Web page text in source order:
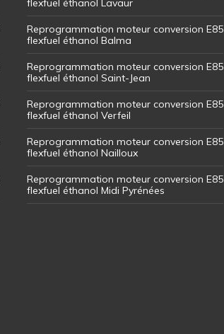
flexfuel éthanol Lavaur
Reprogrammation moteur conversion E85
flexfuel éthanol Balma
Reprogrammation moteur conversion E85
flexfuel éthanol Saint-Jean
Reprogrammation moteur conversion E85
flexfuel éthanol Verfeil
Reprogrammation moteur conversion E85
flexfuel éthanol Nailloux
Reprogrammation moteur conversion E85
flexfuel éthanol Midi Pyrénées